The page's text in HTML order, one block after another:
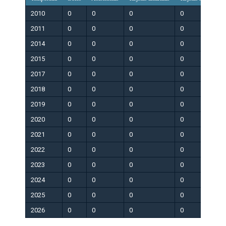
2010 0 0 0 0
2011
0 0 0 0
2014
0 0 0 0
2015
0 0 0 0
2017
0 0 0 0
2018
0 0 0 0
2019
0 0 0 0
2020
0 0 0 0
2021
0 0 0 0
2022
0 0 0 0
2023
0 0 0 0
2024
0 0 0 0
2025
0 0 0 0
2026
0 0 0 0